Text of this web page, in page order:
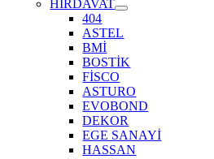
HIRDAVAT
404
ASTEL
BMİ
BOSTİK
FİSCO
ASTURO
EVOBOND
DEKOR
EGE SANAYİ
HASSAN